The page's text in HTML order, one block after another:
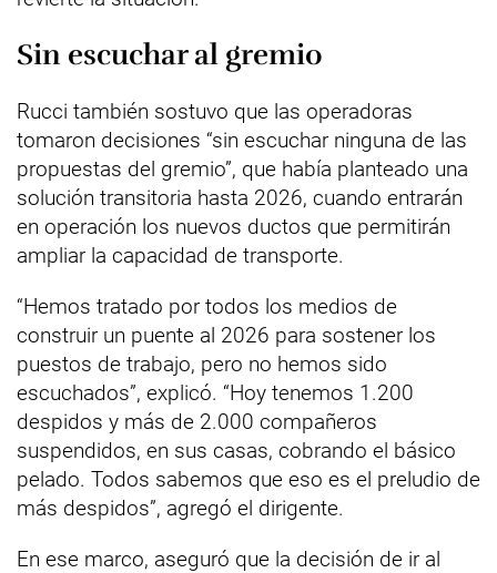
Sin escuchar al gremio
Rucci también sostuvo que las operadoras
tomaron decisiones “sin escuchar ninguna de las
propuestas del gremio”, que había planteado una
solución transitoria hasta 2026, cuando entrarán
en operación los nuevos ductos que permitirán
ampliar la capacidad de transporte.
“Hemos tratado por todos los medios de
construir un puente al 2026 para sostener los
puestos de trabajo, pero no hemos sido
escuchados”, explicó. “Hoy tenemos 1.200
despidos y más de 2.000 compañeros
suspendidos, en sus casas, cobrando el básico
pelado. Todos sabemos que eso es el preludio de
más despidos”, agregó el dirigente.
En ese marco, aseguró que la decisión de ir al